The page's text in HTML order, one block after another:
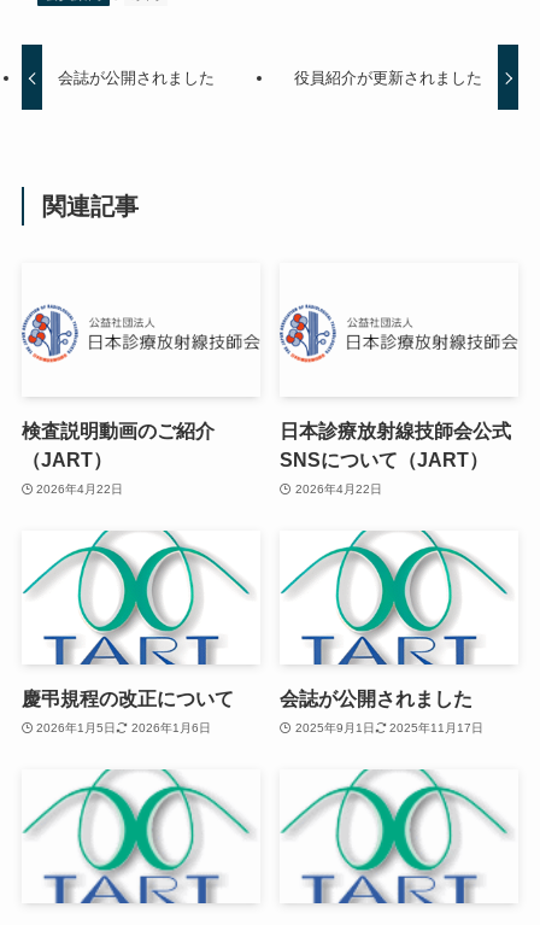
会誌が公開されました 役員紹介が更新されました
関連記事
検査説明動画のご紹介
（JART）
2026年4月22日
日本診療放射線技師会公式
SNSについて（JART）
2026年4月22日
慶弔規程の改正について
2026年1月5日 2026年1月6日
会誌が公開されました
2025年9月1日 2025年11月17日